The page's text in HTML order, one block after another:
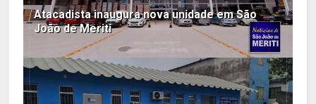
Atacadista inaugura nova unidade em São
João de Meriti